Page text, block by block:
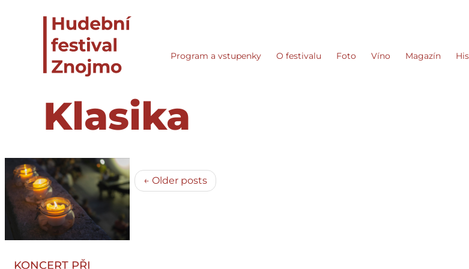
Program a vstupenky O festivalu Foto Víno Magazín
Klasika
KONCERT PŘI
← Older posts